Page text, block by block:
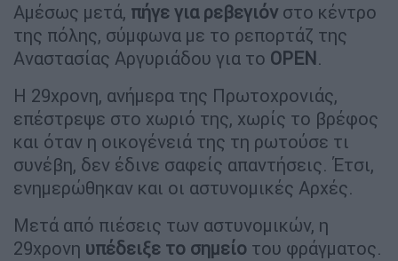
Αμέσως μετά, πήγε για ρεβεγιόν στο κέντρο
της πόλης, σύμφωνα με το ρεπορτάζ της
Αναστασίας Αργυριάδου για το OPEN.
Η 29χρονη, ανήμερα της Πρωτοχρονιάς,
επέστρεψε στο χωριό της, χωρίς το βρέφος
και όταν η οικογένειά της τη ρωτούσε τι
συνέβη, δεν έδινε σαφείς απαντήσεις. Έτσι,
ενημερώθηκαν και οι αστυνομικές Αρχές.
Μετά από πιέσεις των αστυνομικών, η
29χρονη υπέδειξε το σημείο του φράγματος.